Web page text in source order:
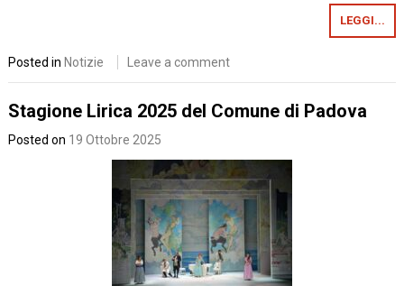
LEGGI...
Posted in Notizie Leave a comment
Stagione Lirica 2025 del Comune di Padova
Posted on 19 Ottobre 2025